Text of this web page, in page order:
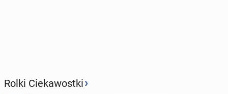
Rolki Ciekawostki›